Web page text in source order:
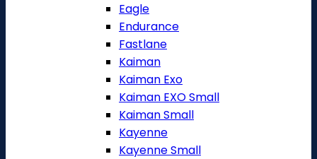
Eagle
Endurance
Fastlane
Kaiman
Kaiman Exo
Kaiman EXO Small
Kaiman Small
Kayenne
Kayenne Small